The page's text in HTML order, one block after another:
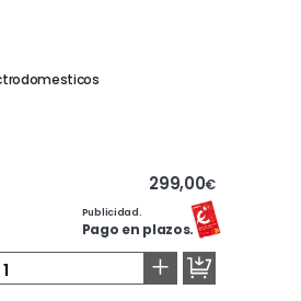
299,00€
Publicidad.
Pago en plazos.
+